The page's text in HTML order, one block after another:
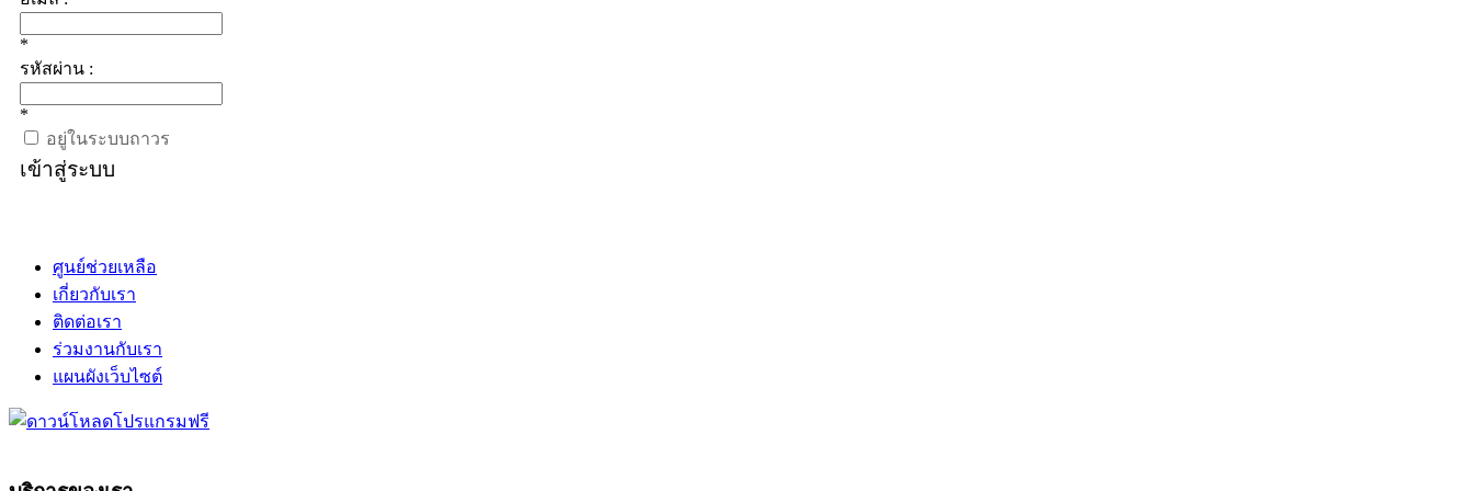
*
รหัสผ่าน :
*
อยู่ในระบบถาวร
เข้าสู่ระบบ
ศูนย์ช่วยเหลือ
เกี่ยวกับเรา
ติดต่อเรา
ร่วมงานกับเรา
แผนผังเว็บไซต์